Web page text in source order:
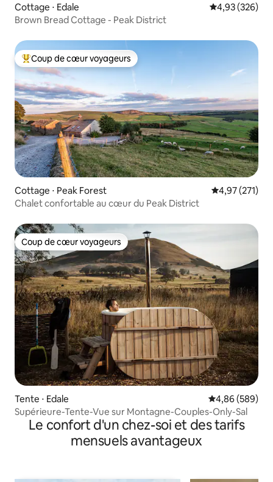
Cottage ⋅ Edale Évaluation
4,93 (326)
Brown Bread Cottage - Peak District
Coups de cœur voyageurs les plus appréciés
Coup de cœur voyageurs
Cottage ⋅ Peak Forest Évaluation
4,97 (271)
Chalet confortable au cœur du Peak District
Coup de cœur voyageurs
Coup de cœur voyageurs
Tente ⋅ Edale Évaluation
4,86 (589)
Supérieure-Tente-Vue sur Montagne-Couples-Only-Sal
Le confort d'un chez-soi et des tarifs
mensuels avantageux